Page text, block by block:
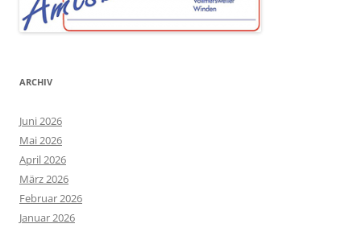
ARCHIV
Juni 2026
Mai 2026
April 2026
März 2026
Februar 2026
Januar 2026